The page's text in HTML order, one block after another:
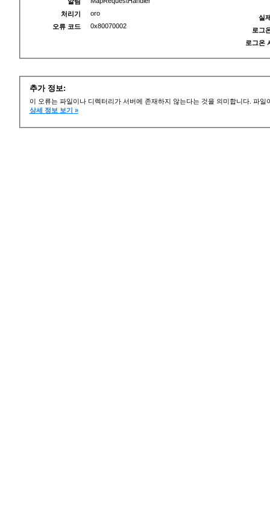
처리기
oro
오류 코드
0x80070002
실
로그
로그온
추가 정보:
이 오류는 파일이나 디렉터리가 서버에 존재하지 않는다는 것을 의미합니다. 파
상세 정보 보기 »